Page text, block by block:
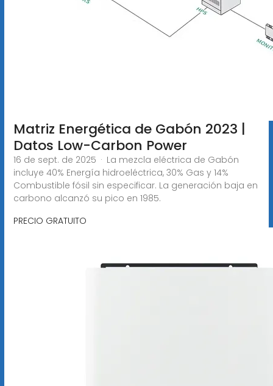
Matriz Energética de Gabón 2023 |
Datos Low-Carbon Power
16 de sept. de 2025 · La mezcla eléctrica de Gabón
incluye 40% Energía hidroeléctrica, 30% Gas y 14%
Combustible fósil sin especificar. La generación baja en
carbono alcanzó su pico en 1985.
PRECIO GRATUITO